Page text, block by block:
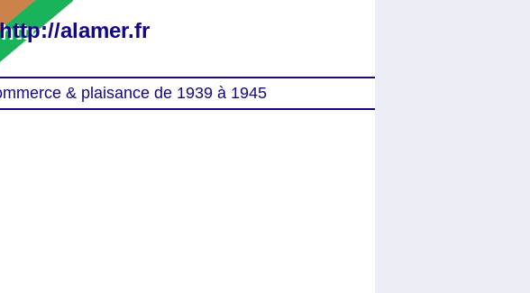
http://alamer.fr
& plaisance de 1939 à 1945